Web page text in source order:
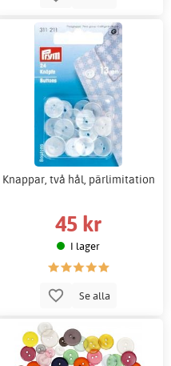
Knappar, två hål, pärlimitation
45 kr
I lager
Se alla